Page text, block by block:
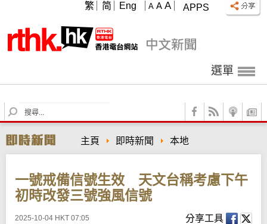
APPS
A A A
繁 简 Eng
選單
S
e
r
c
主頁 即時新聞 本地
一號戒備信號生效 天文台稱考慮下午
初時改發三號強風信號
2025-10-04 HKT 07:05 分享工具